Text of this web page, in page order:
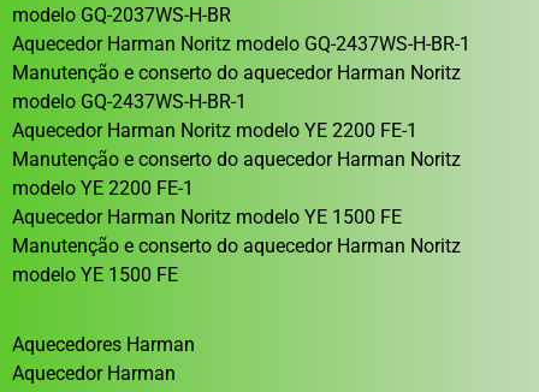
modelo GQ-2037WS-H-BR
Aquecedor Harman Noritz modelo GQ-2437WS-H-BR-1
Manutenção e conserto do aquecedor Harman Noritz
modelo GQ-2437WS-H-BR-1
Aquecedor Harman Noritz modelo YE 2200 FE-1
Manutenção e conserto do aquecedor Harman Noritz
modelo YE 2200 FE-1
Aquecedor Harman Noritz modelo YE 1500 FE
Manutenção e conserto do aquecedor Harman Noritz
modelo YE 1500 FE
Aquecedores Harman
Aquecedor Harman